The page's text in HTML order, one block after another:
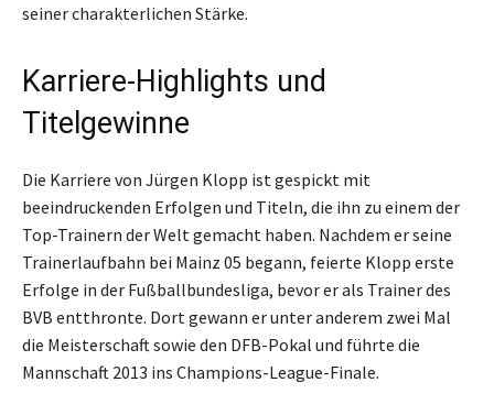
seiner charakterlichen Stärke.
Karriere-Highlights und
Titelgewinne
Die Karriere von Jürgen Klopp ist gespickt mit
beeindruckenden Erfolgen und Titeln, die ihn zu einem der
Top-Trainern der Welt gemacht haben. Nachdem er seine
Trainerlaufbahn bei Mainz 05 begann, feierte Klopp erste
Erfolge in der Fußballbundesliga, bevor er als Trainer des
BVB entthronte. Dort gewann er unter anderem zwei Mal
die Meisterschaft sowie den DFB-Pokal und führte die
Mannschaft 2013 ins Champions-League-Finale.